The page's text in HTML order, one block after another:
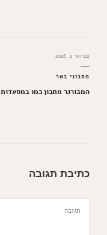
פברואר 2, 2026
מתכוני בשר
המבורגר מתכון כמו במסעדות
כתיבת תגובה